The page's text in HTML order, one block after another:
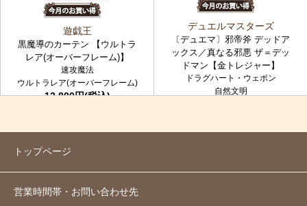
遊戯王
黒魔導のカーテン 【ウルトラ
レア(オーバーフレーム)】
速攻魔法
ウルトラレア(オーバーフレーム)
12,800円(税込)
デュエルマスターズ
〔デュエマ〕邪帝斧 デッドア
ックス／真なる邪悪 ザ＝デッ
ドマン【金トレジャー】
ドラグハート・ウェポン
自然文明
トップページ
営業時間帯・お問い合わせ先